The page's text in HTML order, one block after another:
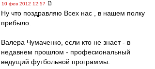
10 фев 2012 12:57
Ну что поздравляю Всех нас , в нашем полку
прибыло.
Валера Чумаченко, если кто не знает - в
недавнем прошлом - професиональный
ведущий футбольной программы.